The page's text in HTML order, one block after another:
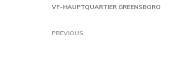
VF-HAUPTQUARTIER GREENSBORO
PREVIOUS